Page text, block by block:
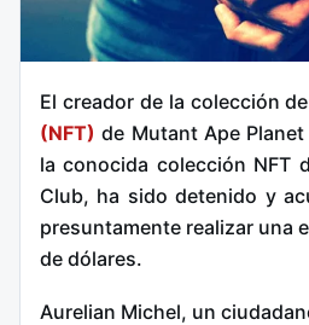
El creador de la colección
(NFT) de Mutant Ape
la conocida colección NFT
Club, ha sido detenido y
presuntamente realizar una
de dólares.
Aurelian Michel, un